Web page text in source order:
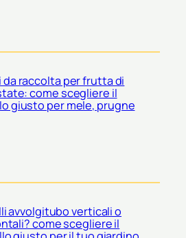
da raccolta per frutta di
come scegliere il
giusto per mele, prugne
avvolgitubo verticali o
come scegliere il